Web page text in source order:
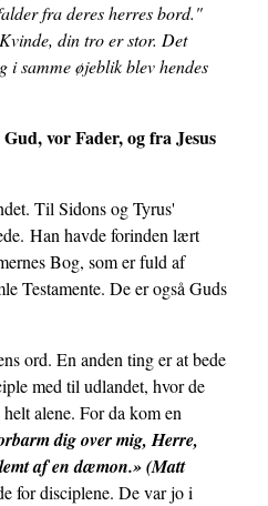
fra deres herres bord."
din tro er stor. Det
i samme øjeblik blev hendes
vor Fader, og fra Jesus
Til Sidons og Tyrus'
Han havde forinden lært
Bog, som er fuld af
Testamente. De er også Guds
ord. En anden ting er at bede
med til udlandet, hvor de
alene. For da kom en
dig over mig, Herre,
af en dæmon.» (Matt
for disciplene. De var jo i